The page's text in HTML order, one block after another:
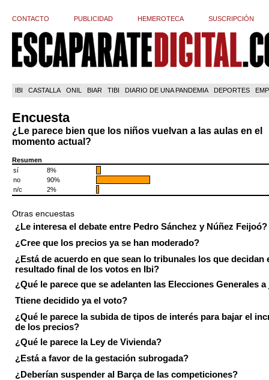
CONTACTO PUBLICIDAD HEMEROTECA SUSCRIPCIÓN
IBI CASTALLA ONIL BIAR TIBI DIARIO DE UNA PANDEMIA DEPORTES
Encuesta
¿Le parece bien que los niños vuelvan a las aulas en el
momento actual?
Resumen
sí
8%
no
90%
n/c
2%
Otras encuestas
¿Le interesa el debate entre Pedro Sánchez y Núñez Feijoó?
¿Cree que los precios ya se han moderado?
¿Está de acuerdo en que sean lo tribunales los que decidan
resultado final de los votos en Ibi?
¿Qué le parece que se adelanten las Elecciones Generales
Ttiene decidido ya el voto?
¿Qué le parece la subida de tipos de interés para bajar el
de los precios?
¿Qué le parece la Ley de Vivienda?
¿Está a favor de la gestación subrogada?
¿Deberían suspender al Barça de las competiciones?